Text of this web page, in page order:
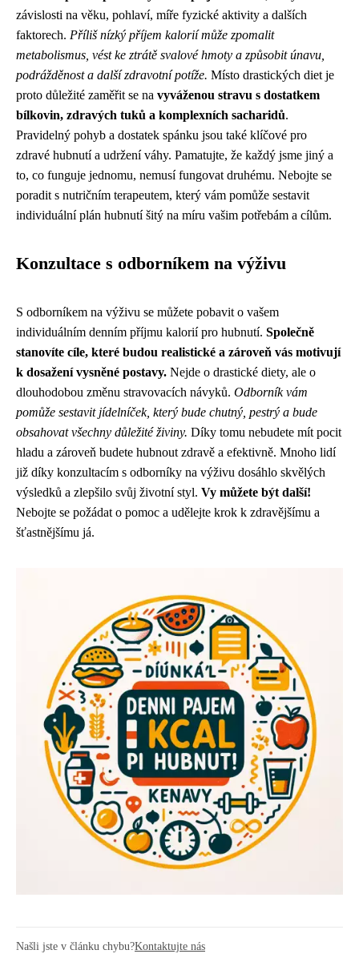
závislosti na věku, pohlaví, míře fyzické aktivity a dalších
faktorech. Příliš nízký příjem kalorií může zpomalit
metabolismus, vést ke ztrátě svalové hmoty a způsobit únavu,
podrážděnost a další zdravotní potíže. Místo drastických diet je
proto důležité zaměřit se na vyváženou stravu s dostatkem
bílkovin, zdravých tuků a komplexních sacharidů.
Pravidelný pohyb a dostatek spánku jsou také klíčové pro
zdravé hubnutí a udržení váhy. Pamatujte, že každý jsme jiný a
to, co funguje jednomu, nemusí fungovat druhému. Nebojte se
poradit s nutričním terapeutem, který vám pomůže sestavit
individuální plán hubnutí šitý na míru vašim potřebám a cílům.
Konzultace s odborníkem na výživu
S odborníkem na výživu se můžete pobavit o vašem
individuálním denním příjmu kalorií pro hubnutí. Společně
stanovíte cíle, které budou realistické a zároveň vás motivují
k dosažení vysněné postavy. Nejde o drastické diety, ale o
dlouhodobou změnu stravovacích návyků. Odborník vám
pomůže sestavit jídelníček, který bude chutný, pestrý a bude
obsahovat všechny důležité živiny. Díky tomu nebudete mít pocit
hladu a zároveň budete hubnout zdravě a efektivně. Mnoho lidí
již díky konzultacím s odborníky na výživu dosáhlo skvělých
výsledků a zlepšilo svůj životní styl. Vy můžete být další!
Nebojte se požádat o pomoc a udělejte krok k zdravějšímu a
šťastnějšímu já.
Našli jste v článku chybu?Kontaktujte nás